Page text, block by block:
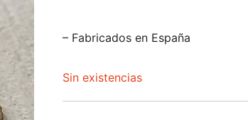
– Fabricados en España
Sin existencias